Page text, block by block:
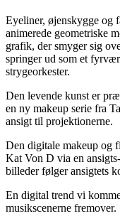
Eyeliner, øjenskygge og
animerede geometriske
grafik, der smyger sig
springer ud som et
strygeorkester.
Den levende kunst er
en ny makeup serie fra
ansigt til projektionerne.
Den digitale makeup og
Kat Von D via en
billeder følger ansigtets
En digital trend vi
musikscenerne fremover.